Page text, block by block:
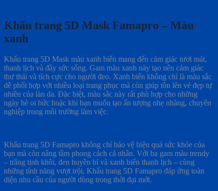
Khẩu trang 5D Mask Famapro – Màu
xanh
Khẩu trang 5D Mask màu xanh biển mang đến cảm giác tươi mát,
thanh lịch và đầy sức sống. Gam màu xanh này tạo nên cảm giác
thư thái và tích cực cho người đeo. Xanh biển không chỉ là màu sắc
dễ phối hợp với nhiều loại trang phục mà còn giúp tôn lên vẻ đẹp tự
nhiên của làn da. Đặc biệt, màu sắc này rất phù hợp cho những
ngày hè oi bức hoặc khi bạn muốn tạo ấn tượng nhẹ nhàng, chuyên
nghiệp trong môi trường làm việc.
Khẩu trang 5D Famapro không chỉ bảo vệ hiệu quả sức khỏe của
bạn mà còn nâng tầm phong cách cá nhân. Với ba gam màu trendy
– trắng tinh khôi, đen huyền bí và xanh biển thanh lịch – cùng
những tính năng vượt trội, Khẩu trang 5D Famapro đáp ứng toàn
diện nhu cầu của người dùng trong thời đại mới.